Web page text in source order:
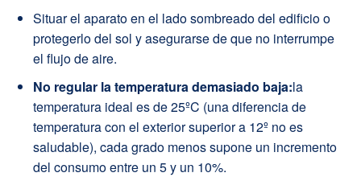
Situar el aparato en el lado sombreado del edificio o
protegerlo del sol y asegurarse de que no interrumpe
el flujo de aire.
No regular la temperatura demasiado baja:la
temperatura ideal es de 25ºC (una diferencia de
temperatura con el exterior superior a 12º no es
saludable), cada grado menos supone un incremento
del consumo entre un 5 y un 10%.